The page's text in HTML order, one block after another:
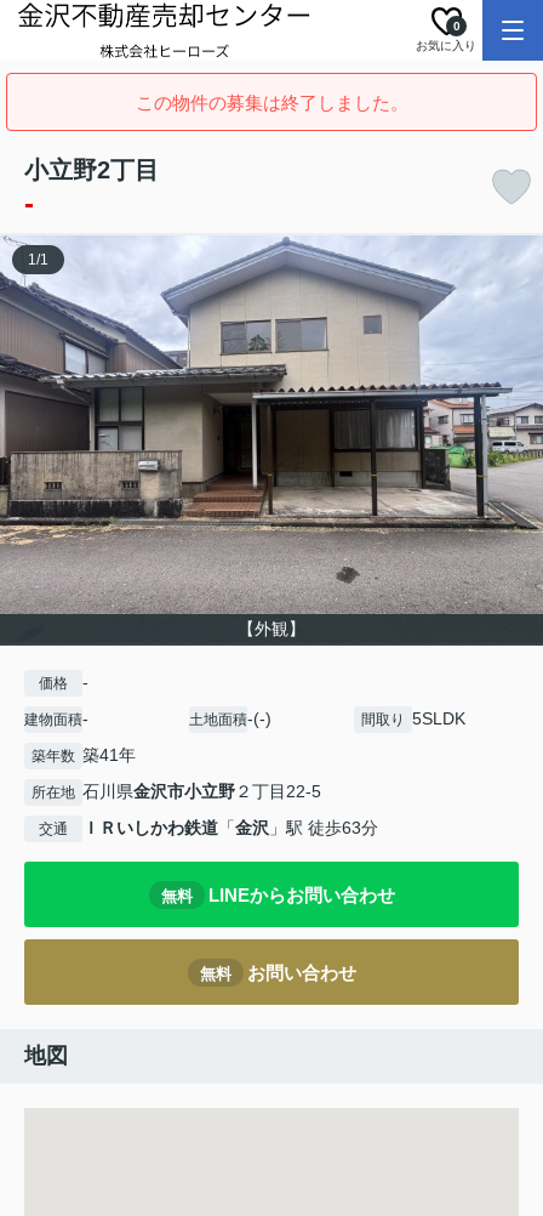
お気に入り
0
この物件の募集は終了しました。
小立野2丁目
-
【外観】
1/1
価格 -
建物面積- 土地面積-(-) 間取り 5SLDK
築年数 築41年
所在地 石川県金沢市小立野２丁目22-5
交通 ＩＲいしかわ鉄道 「金沢 」駅 徒歩63分
無料 LINEからお問い合わせ
無料 お問い合わせ
地図